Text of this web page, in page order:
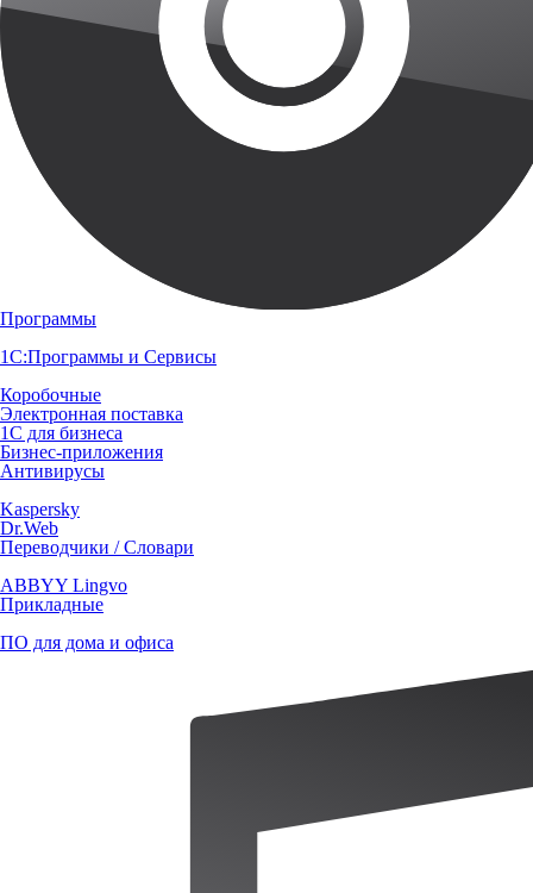
Программы
1С:Программы и Сервисы
Коробочные
Электронная поставка
1С для бизнеса
Бизнес-приложения
Антивирусы
Kaspersky
Dr.Web
Переводчики / Словари
ABBYY Lingvo
Прикладные
ПО для дома и офиса